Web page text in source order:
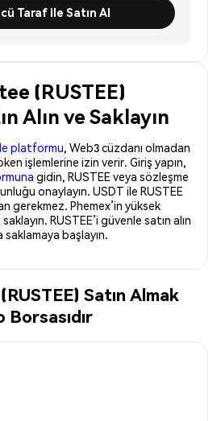
Taraf ile Satın Al
(RUSTEE)
Alın ve Saklayın
platformu, Web3 cüzdanı olmadan
işlemlerine izin verir. Giriş yapın,
gidin, RUSTEE veya sözleşme
onaylayın. USDT ile RUSTEE
gerekmez. Phemex’in yüksek
RUSTEE’i güvenle satın alın
başlayın.
Satın Almak